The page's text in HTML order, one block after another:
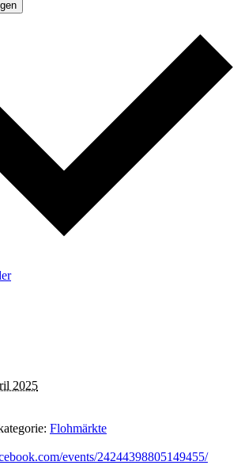
2025
Flohmärkte
events/24244398805149455/